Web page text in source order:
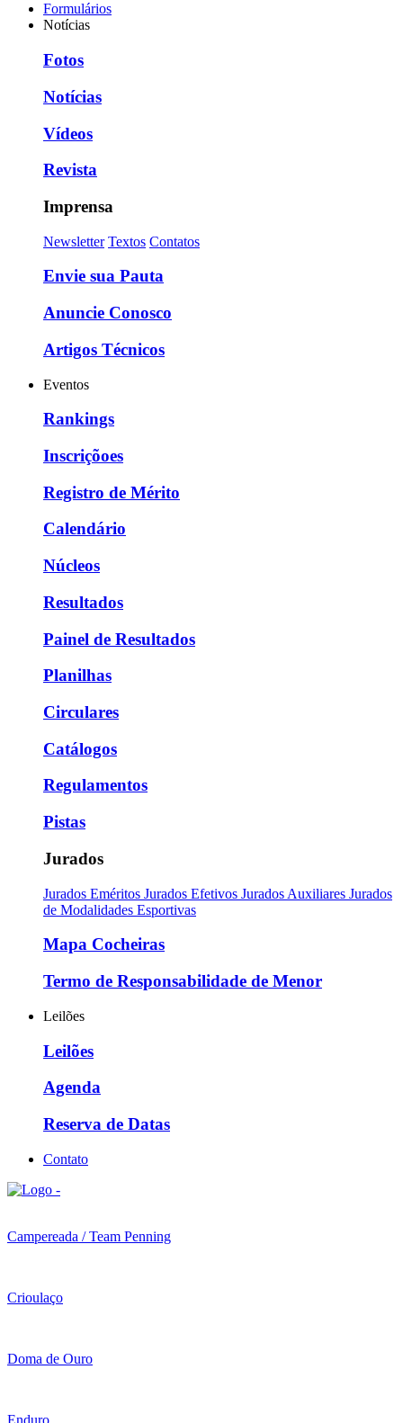
Formulários
Notícias
Fotos
Notícias
Vídeos
Revista
Imprensa
Newsletter Textos Contatos
Envie sua Pauta
Anuncie Conosco
Artigos Técnicos
Eventos
Rankings
Inscriçõoes
Registro de Mérito
Calendário
Núcleos
Resultados
Painel de Resultados
Planilhas
Circulares
Catálogos
Regulamentos
Pistas
Jurados
Jurados Eméritos Jurados Efetivos Jurados Auxiliares Jurados
de Modalidades Esportivas
Mapa Cocheiras
Termo de Responsabilidade de Menor
Leilões
Leilões
Agenda
Reserva de Datas
Contato
Campereada / Team Penning
Crioulaço
Doma de Ouro
Enduro